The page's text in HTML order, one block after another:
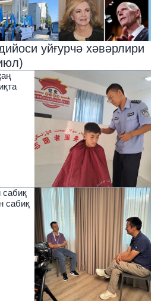
уйғурчә хәвәрлири
сабиқ
сабиқ